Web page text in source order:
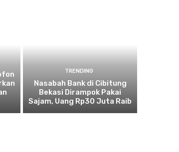
TRENDING
Nasabah Bank di Cibitung
Bekasi Dirampok Pakai
Sajam, Uang Rp30 Juta Raib